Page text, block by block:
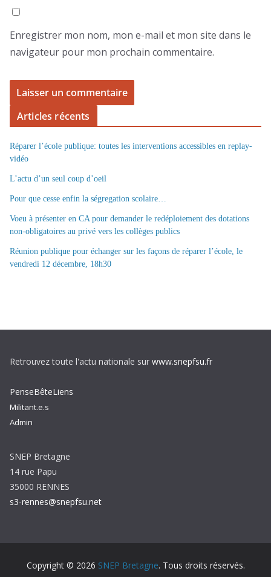
Enregistrer mon nom, mon e-mail et mon site dans le
navigateur pour mon prochain commentaire.
Articles récents
Réparer l’école publique: toutes les interventions accessibles en replay-
vidéo
L’actu d’un seul coup d’oeil
Pour que cesse enfin la ségregation scolaire…
Voeu à présenter en CA pour demander le redéploiement des dotations
non-obligatoires au privé vers les collèges publics
Réunion publique pour échanger sur les façons de réparer l’école, le
vendredi 12 décembre, 18h30
Retrouvez toute l'actu nationale sur www.snepfsu.fr
PenseBêteLiens
Militant.e.s
Admin
SNEP Bretagne
14 rue Papu
35000 RENNES
s3-rennes@snepfsu.net
Copyright © 2026 SNEP Bretagne. Tous droits réservés.